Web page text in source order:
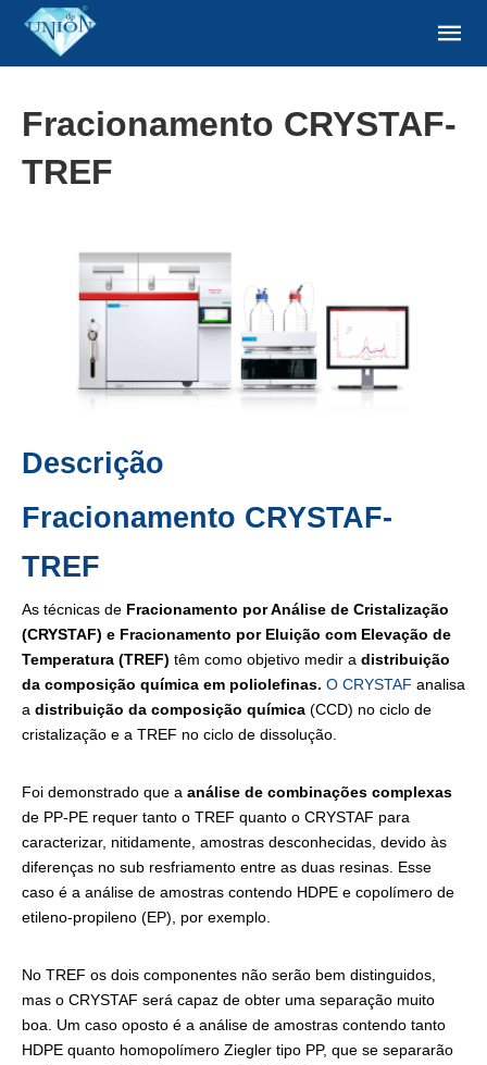
Fracionamento CRYSTAF-
TREF
Descrição
Fracionamento CRYSTAF-
TREF
As técnicas de Fracionamento por Análise de Cristalização
(CRYSTAF) e Fracionamento por Eluição com Elevação de
Temperatura (TREF) têm como objetivo medir a distribuição
da composição química em poliolefinas. O CRYSTAF analisa
a distribuição da composição química (CCD) no ciclo de
cristalização e a TREF no ciclo de dissolução.
Foi demonstrado que a análise de combinações complexas
de PP-PE requer tanto o TREF quanto o CRYSTAF para
caracterizar, nitidamente, amostras desconhecidas, devido às
diferenças no sub resfriamento entre as duas resinas. Esse
caso é a análise de amostras contendo HDPE e copolímero de
etileno-propileno (EP), por exemplo.
No TREF os dois componentes não serão bem distinguidos,
mas o CRYSTAF será capaz de obter uma separação muito
boa. Um caso oposto é a análise de amostras contendo tanto
HDPE quanto homopolímero Ziegler tipo PP, que se separarão